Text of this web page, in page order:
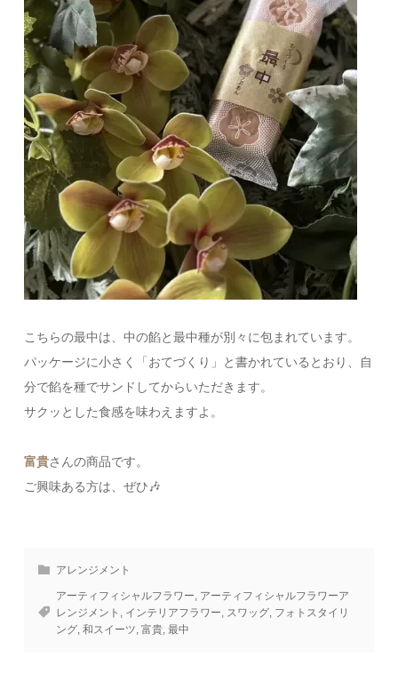
こちらの最中は、中の餡と最中種が別々に包まれています。
パッケージに小さく「おてづくり」と書かれているとおり、自
分で餡を種でサンドしてからいただきます。
サクッとした食感を味わえますよ。
富貴さんの商品です。
ご興味ある方は、ぜひ🎶
アレンジメント
アーティフィシャルフラワー アーティフィシャルフラワーア
レンジメント
インテリアフラワー スワッグ フォトスタイリ
ング ,和スイーツ ,富貴 ,最中